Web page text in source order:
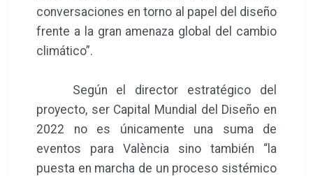
conversaciones en torno al papel del diseño
frente a la gran amenaza global del cambio
climático”.
Según el director estratégico del
proyecto, ser Capital Mundial del Diseño en
2022 no es únicamente una suma de
eventos para València sino también “la
puesta en marcha de un proceso sistémico